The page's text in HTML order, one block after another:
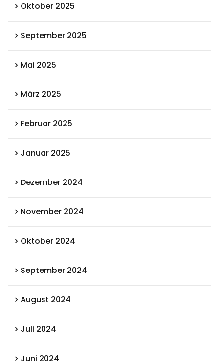
Oktober 2025
September 2025
Mai 2025
März 2025
Februar 2025
Januar 2025
Dezember 2024
November 2024
Oktober 2024
September 2024
August 2024
Juli 2024
Juni 2024